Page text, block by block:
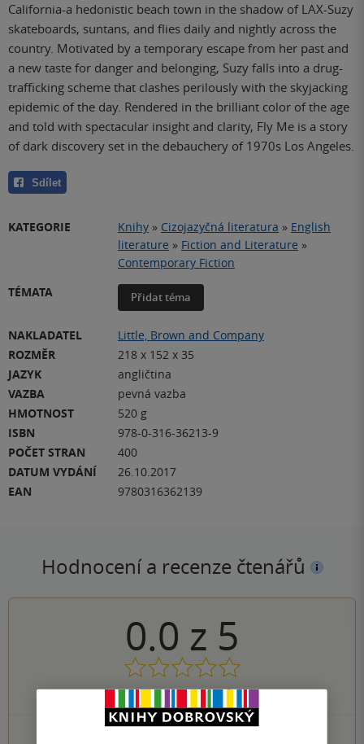
California-a hedonistic beach town in the shadow of LAX-Suzy
skateboards, suntans, and flies daily and nightly across the
country. Motivated by a temporary escape from her past and
a new taste for danger and belonging, Suzy falls into a drug-
trafficking scheme that clashes perilously with the skyjacking
epidemic of the day. Rendered in the brilliant color of the age
and told with spectacular insight and clarity, Fly Me is a story
of dark discovery set in the debauchery of 1970s Los Angeles.
Sdílet
KATEGORIE Knihy » Cizojazyčná literatura » English
literature » Fiction and Literature »
Contemporary Fiction
TÉMATA
Přidat téma
NAKLADATEL
Little, Brown and Company
ROZMĚR
218 x 152 x 35
JAZYK
angličtina
VAZBA
pevná vazba
HMOTNOST
520 g
ISBN
978-0-316-36213-9
POČET STRAN
400
DATUM VYDÁNÍ
26.10.2017
EAN
9780316362139
Hodnocení a recenze čtenářů
0.0 z 5
0hodnocení čtenářů